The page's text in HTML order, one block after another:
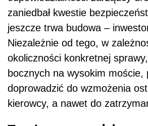
zaniedbał kwestie
jeszcze trwa budowa –
Niezależnie od tego, w
okoliczności konkretnej
bocznych na wysokim moście,
doprowadzić do wzmożenia
kierowcy, a nawet do